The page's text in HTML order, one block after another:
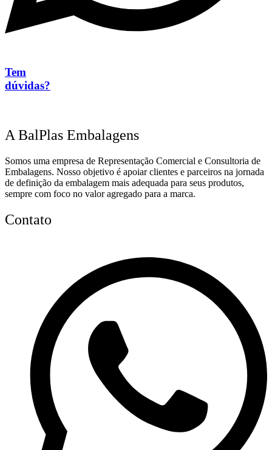
Tem
dúvidas?
A BalPlas Embalagens
Somos uma empresa de Representação Comercial e Consultoria de
Embalagens. Nosso objetivo é apoiar clientes e parceiros na jornada
de definição da embalagem mais adequada para seus produtos,
sempre com foco no valor agregado para a marca.
Contato